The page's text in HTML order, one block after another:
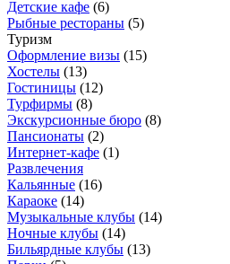
Детские кафе (6)
Рыбные рестораны (5)
Туризм
Оформление визы (15)
Хостелы (13)
Гостиницы (12)
Турфирмы (8)
Экскурсионные бюро (8)
Пансионаты (2)
Интернет-кафе (1)
Развлечения
Кальянные (16)
Караоке (14)
Музыкальные клубы (14)
Ночные клубы (14)
Бильярдные клубы (13)